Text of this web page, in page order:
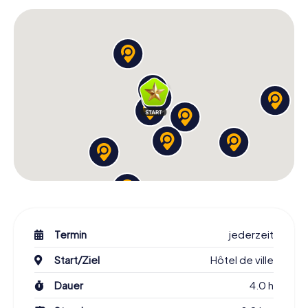
Touristen und Roubaix-Besucher,
Perspektive kennenlernen wollen,
Freundesgruppen und Paare sowie
Firmen und Teams im Rahmen eines Teamevents.
Schnitzeljagd in Roubaix von
Warum solltest du dich für die
Roubaix
von myCityHunt entscheiden? Ganz einfach: Wir
Die Aufgaben sind abwechslungsreich und fordern deine
Kreativität und deinen Scharfsinn heraus. Zudem bieten
wir dir die Möglichkeit, deine Tour individuell zu gestalten
und an deine Bedürfnisse anzupassen.
Termin
jederzeit
Start/Ziel
Hôtel de ville
Dauer
4.0 h